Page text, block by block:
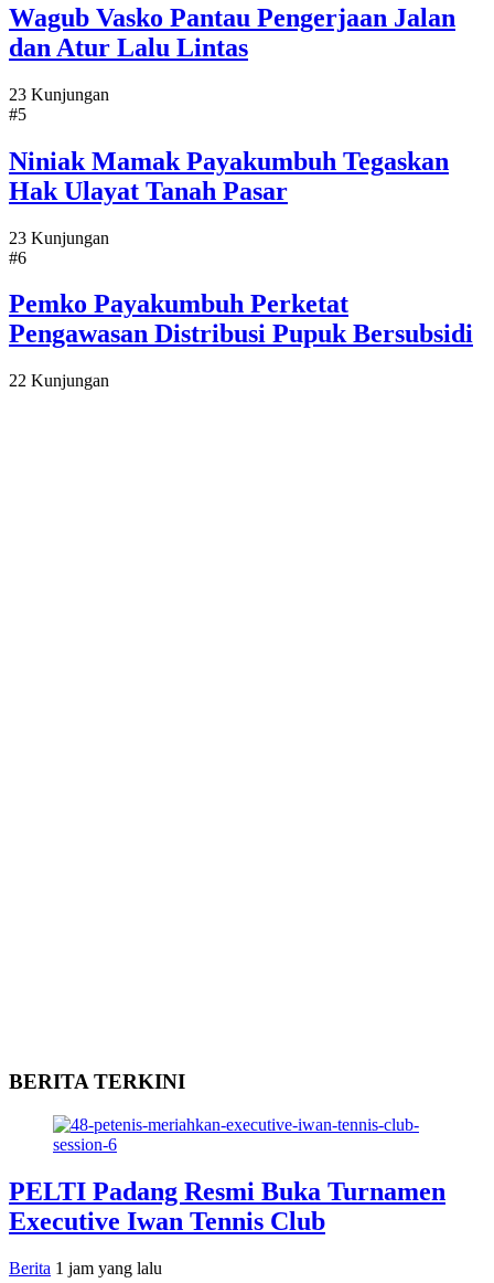
Wagub Vasko Pantau Pengerjaan Jalan
dan Atur Lalu Lintas
23 Kunjungan
#5
Niniak Mamak Payakumbuh Tegaskan
Hak Ulayat Tanah Pasar
23 Kunjungan
#6
Pemko Payakumbuh Perketat
Pengawasan Distribusi Pupuk Bersubsidi
22 Kunjungan
BERITA TERKINI
PELTI Padang Resmi Buka Turnamen
Executive Iwan Tennis Club
Berita 1 jam yang lalu